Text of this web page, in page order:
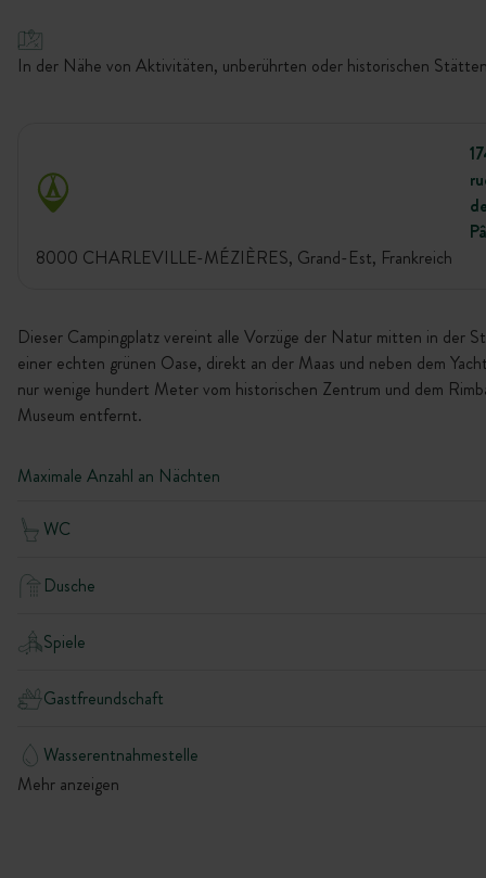
In der Nähe von Aktivitäten, unberührten oder historischen
8000 CHARLEVILLE-MÉZIÈRES, Grand-Est, Frankreich
Dieser Campingplatz vereint alle Vorzüge der Natur mitten in der
einer echten grünen Oase, direkt an der Maas und neben dem
nur wenige hundert Meter vom historischen Zentrum und dem
Museum entfernt.
Maximale Anzahl an Nächten
WC
Dusche
Spiele
Gastfreundschaft
Wasserentnahmestelle
Mehr anzeigen